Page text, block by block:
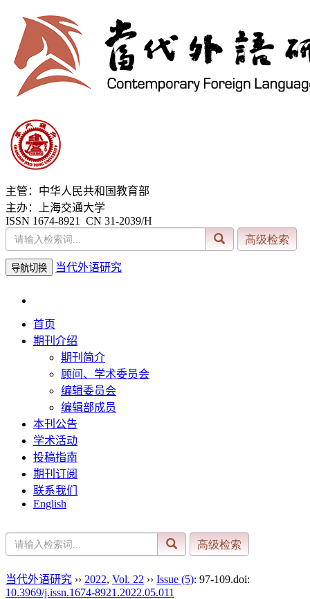
主管：中华人民共和国教育部
主办：上海交通大学
ISSN 1674-8921 CN 31-2039/H
导航切换 当代外语研究
首页
期刊介绍
期刊简介
顾问、学术委员会
编辑委员会
编辑部成员
本刊公告
学术活动
投稿指南
期刊订阅
联系我们
English
当代外语研究 ›› 2022, Vol. 22 ›› Issue (5): 97-109.doi:
10.3969/j.issn.1674-8921.2022.05.011